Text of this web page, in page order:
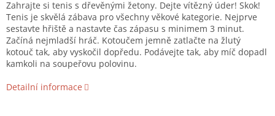
Zahrajte si tenis s dřevěnými žetony. Dejte vítězný úder! Skok!
Tenis je skvělá zábava pro všechny věkové kategorie. Nejprve
sestavte hřiště a nastavte čas zápasu s minimem 3 minut.
Začíná nejmladší hráč. Kotoučem jemně zatlačte na žlutý
kotouč tak, aby vyskočil dopředu. Podávejte tak, aby míč dopadl
kamkoli na soupeřovu polovinu.
Detailní informace